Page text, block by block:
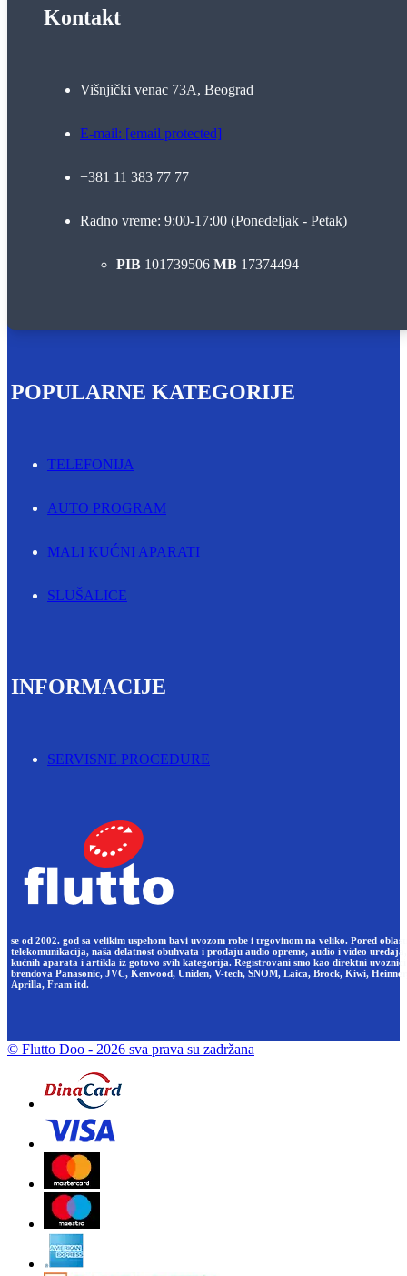
Kontakt
Višnjički venac 73A, Beograd
E-mail: [email protected]
+381 11 383 77 77
Radno vreme: 9:00-17:00 (Ponedeljak - Petak)
PIB 101739506 MB 17374494
POPULARNE KATEGORIJE
TELEFONIJA
AUTO PROGRAM
MALI KUĆNI APARATI
SLUŠALICE
INFORMACIJE
SERVISNE PROCEDURE
se od 2002. god sa velikim uspehom bavi uvozom robe i trgovinom na veliko. Pored
telekomunikacija, naša delatnost obuhvata i prodaju audio opreme, audio i video uređaja,
kućnih aparata i artikla iz gotovo svih kategorija. Registrovani smo kao direktni uvoznici
brendova Panasonic, JVC, Kenwood, Uniden, V-tech, SNOM, Laica, Brock, Kiwi,
Aprilla, Fram itd.
© Flutto Doo - 2026 sva prava su zadržana